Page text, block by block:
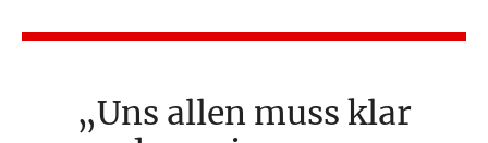
Uns allen muss klar